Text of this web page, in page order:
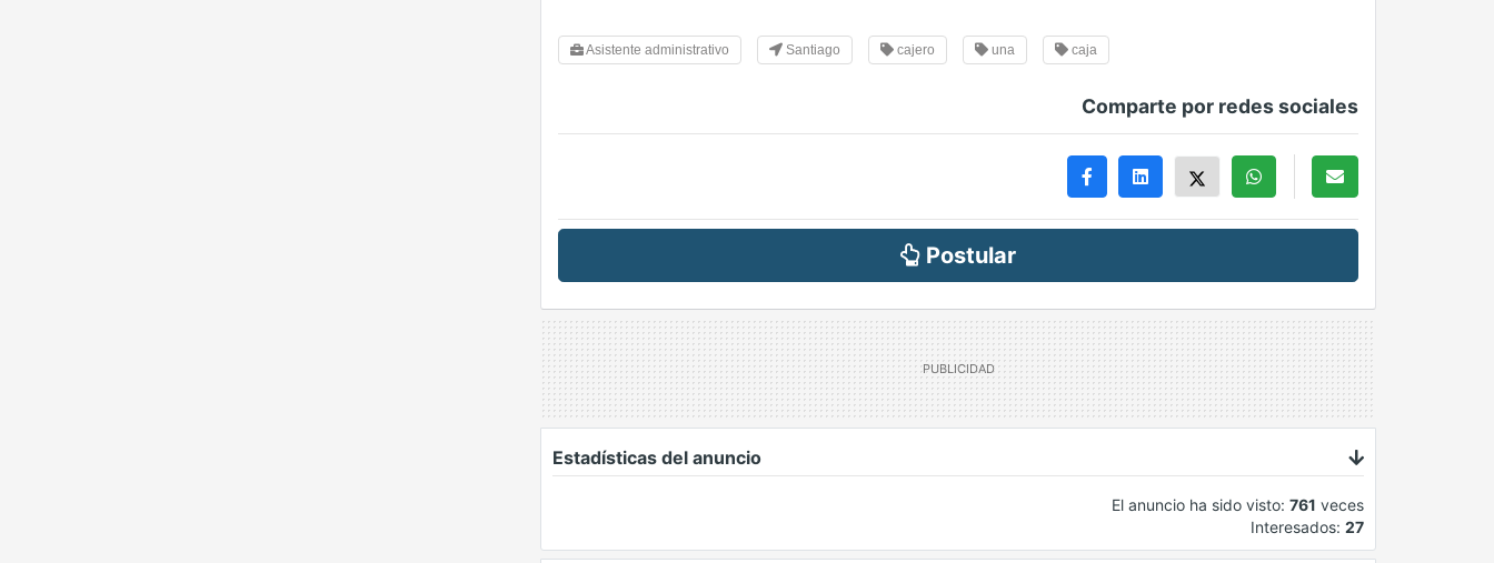
Asistente administrativo Santiago cajero una caja
Comparte por redes sociales
Postular
Estadísticas del anuncio
El anuncio ha sido visto: 761 veces
Interesados: 27